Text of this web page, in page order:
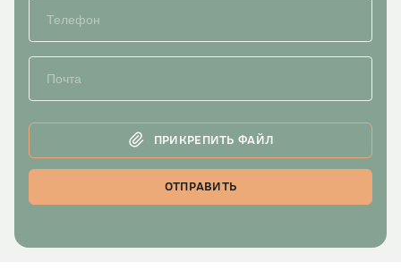
ПРИКРЕПИТЬ ФАЙЛ
ОТПРАВИТЬ